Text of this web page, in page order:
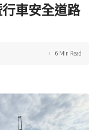
車安全道路
6 Min Read